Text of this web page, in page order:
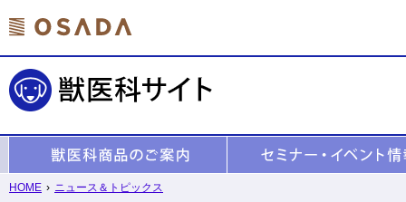
HOME › ニュース＆トピックス